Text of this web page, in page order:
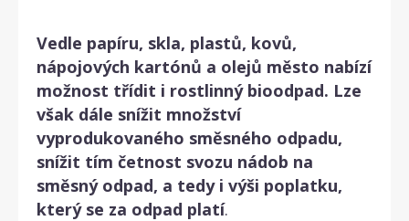
Vedle papíru, skla, plastů, kovů,
nápojových kartónů a olejů město nabízí
možnost třídit i rostlinný bioodpad. Lze
však dále snížit množství
vyprodukovaného směsného odpadu,
snížit tím četnost svozu nádob na
směsný odpad, a tedy i výši poplatku,
který se za odpad platí.